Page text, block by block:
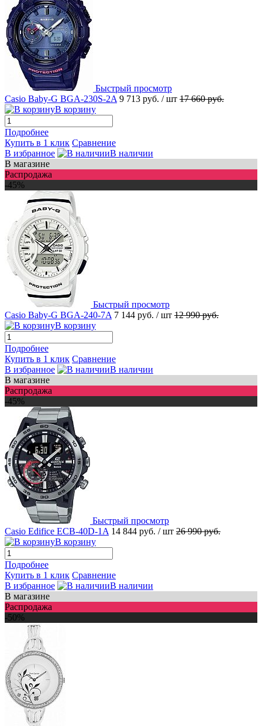
Быстрый просмотр
Casio Baby-G BGA-230S-2A 9 713 руб. / шт 17 660 руб.
В корзину
Подробнее
Купить в 1 клик Сравнение
В избранное
В наличии
В магазине
Распродажа
-45%
Быстрый просмотр
Casio Baby-G BGA-240-7A 7 144 руб. / шт 12 990 руб.
В корзину
Подробнее
Купить в 1 клик Сравнение
В избранное
В наличии
В магазине
Распродажа
-45%
Быстрый просмотр
Casio Edifice ECB-40D-1A 14 844 руб. / шт 26 990 руб.
В корзину
Подробнее
Купить в 1 клик Сравнение
В избранное
В наличии
В магазине
Распродажа
-50%